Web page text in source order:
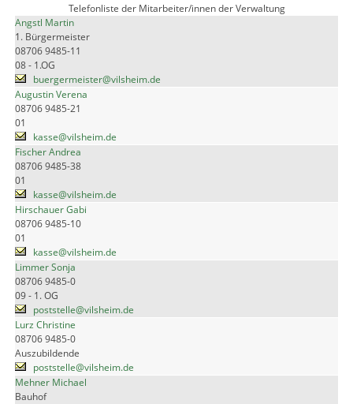
Telefonliste der Mitarbeiter/innen der Verwaltung
Angstl Martin
1. Bürgermeister
08706 9485-11
08 - 1.OG
buergermeister@vilsheim.de
Augustin Verena
08706 9485-21
01
kasse@vilsheim.de
Fischer Andrea
08706 9485-38
01
kasse@vilsheim.de
Hirschauer Gabi
08706 9485-10
01
kasse@vilsheim.de
Limmer Sonja
08706 9485-0
09 - 1. OG
poststelle@vilsheim.de
Lurz Christine
08706 9485-0
Auszubildende
poststelle@vilsheim.de
Mehner Michael
Bauhof